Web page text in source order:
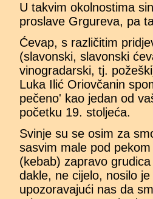
U takvim okolnostima
proslave Grgureva, pa
Ćevap, s različitim
(slavonski, slavonski
vinogradarski, tj.
Luka Ilić Oriovčanin
pečeno' kao jedan od
početku 19. stoljeća.
Svinje su se osim za
sasvim male pod
(kebab) zapravo
dakle, ne cijelo, nosilo
upozoravajući nas da